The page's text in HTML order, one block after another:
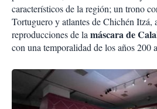
característicos de la región; un trono
Tortuguero y atlantes de Chichén Itzá,
reproducciones de la máscara de
con una temporalidad de los años 200